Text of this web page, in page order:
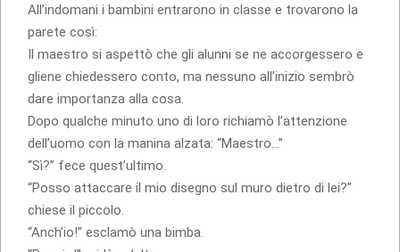
All’indomani i bambini entrarono in classe e trovarono la
parete così:
Il maestro si aspettò che gli alunni se ne accorgessero e
gliene chiedessero conto, ma nessuno all’inizio sembrò
dare importanza alla cosa.
Dopo qualche minuto uno di loro richiamò l’attenzione
dell’uomo con la manina alzata: “Maestro…”
“Sì?” fece quest’ultimo.
“Posso attaccare il mio disegno sul muro dietro di lei?”
chiese il piccolo.
“Anch’io!” esclamò una bimba.